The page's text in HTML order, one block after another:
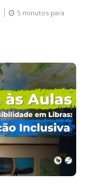
5 minutos para